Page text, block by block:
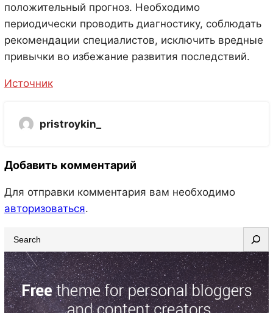
положительный прогноз. Необходимо
периодически проводить диагностику, соблюдать
рекомендации специалистов, исключить вредные
привычки во избежание развития последствий.
Источник
pristroykin_
Добавить комментарий
Для отправки комментария вам необходимо
авторизоваться.
e
a
r
c